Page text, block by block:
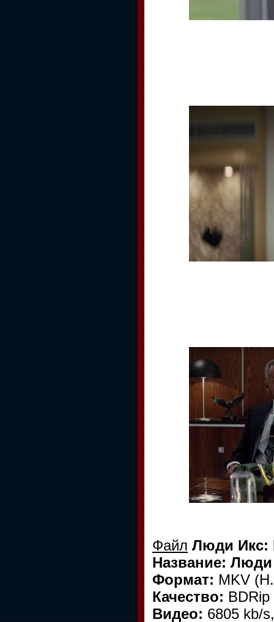
Файл Люди Икс:
Название: Люди
Формат: MKV
Качество: BDRip
Видео: 6805 kb/